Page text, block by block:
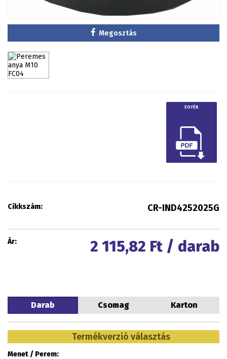
Megosztás
EGYÉB
Cikkszám: CR-IND4252025G
Ár: 2 115,82 Ft / darab
Darab Csomag Karton
Termékverzió választás
Menet / Perem: